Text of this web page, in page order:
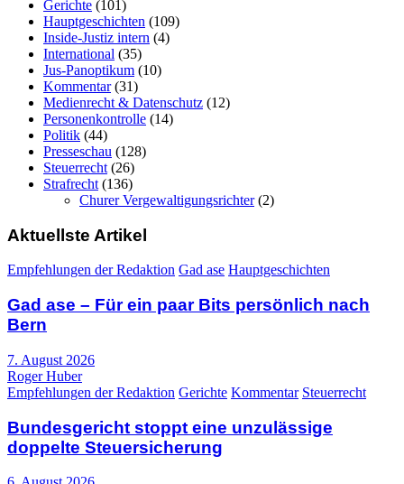
Gerichte (101)
Hauptgeschichten (109)
Inside-Justiz intern (4)
International (35)
Jus-Panoptikum (10)
Kommentar(31)
Medienrecht & Datenschutz (12)
Personenkontrolle (14)
Politik (44)
Presseschau (128)
Steuerrecht (26)
Strafrecht (136)
Churer Vergewaltigungsrichter(2)
Aktuellste Artikel
Empfehlungen der Redaktion Gad ase Hauptgeschichten
Gad ase – Für ein paar Bits persönlich nach
Bern
7. August 2026
Roger Huber
Empfehlungen der Redaktion Gerichte Kommentar Steuerrecht
Bundesgericht stoppt eine unzulässige
doppelte Steuersicherung